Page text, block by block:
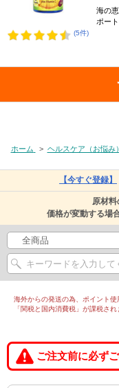
(5件)
海の
ポート
ホーム > ヘルスケア（お悩み）
【今すぐ登録】
原材
価格が変動する場
海外からの発送の為、ポイント
「関税と国内消費税」が課税され
ご注文前に必ず